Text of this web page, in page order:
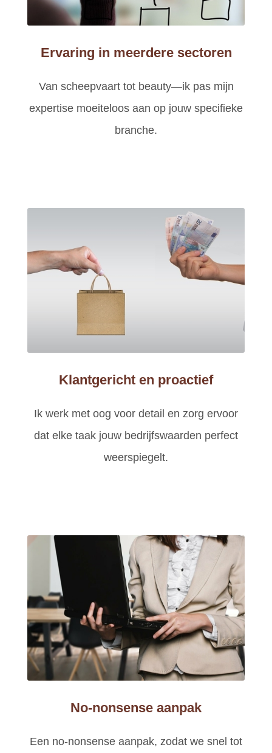
Ervaring in meerdere sectoren
Van scheepvaart tot beauty—ik pas mijn
expertise moeiteloos aan op jouw specifieke
branche.
Klantgericht en proactief
Ik werk met oog voor detail en zorg ervoor
dat elke taak jouw bedrijfswaarden perfect
weerspiegelt.
No-nonsense aanpak
Een no-nonsense aanpak, zodat we snel tot